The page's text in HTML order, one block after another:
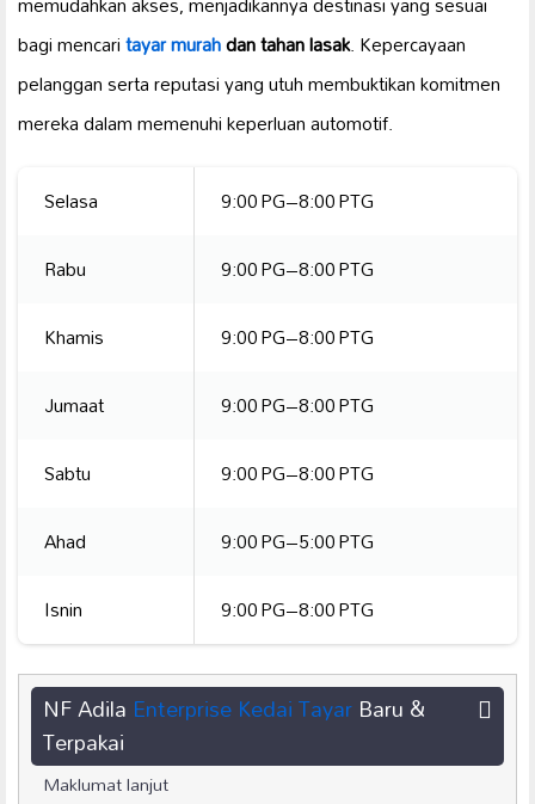
bagi mencaritayar murahdan tahan lasak. Kepercayaan
pelanggan serta reputasi yang utuh membuktikan komitmen
mereka dalam memenuhi keperluan automotif.
Selasa
9:00 PG–8:00 PTG
Rabu
9:00 PG–8:00 PTG
Khamis
9:00 PG–8:00 PTG
Jumaat
9:00 PG–8:00 PTG
Sabtu
9:00 PG–8:00 PTG
Ahad
9:00 PG–5:00 PTG
Isnin
9:00 PG–8:00 PTG
NF Adila Enterprise Kedai TayarBaru &
Terpakai
Maklumat lanjut